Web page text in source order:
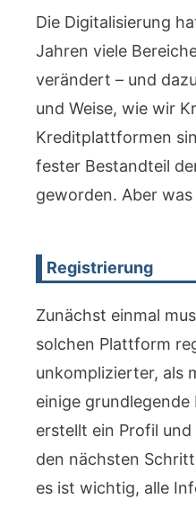
Die Digitalisierung
Jahren viele
verändert – und
und Weise, wie wir
Kreditplattformen
fester Bestandteil
geworden. Aber
Registrierung
Zunächst einmal
solchen Plattform
unkomplizierter, als
einige
erstellt ein Profil
den nächsten
es ist wichtig, alle